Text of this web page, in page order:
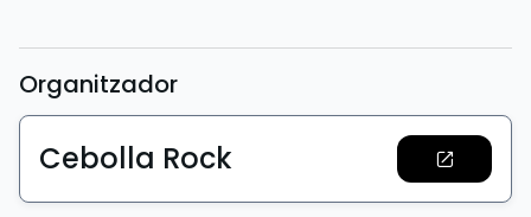
Organitzador
Cebolla Rock